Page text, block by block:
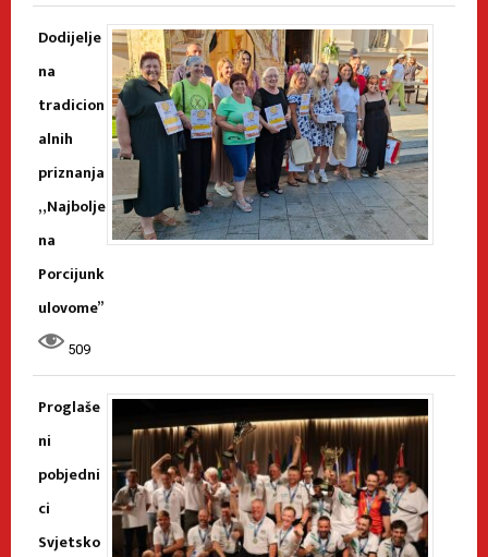
Dodijelje
na
tradicion
alnih
priznanja
„Najbolje
na
Porcijunk
ulovome”
509
Proglaše
ni
pobjedni
ci
Svjetsko